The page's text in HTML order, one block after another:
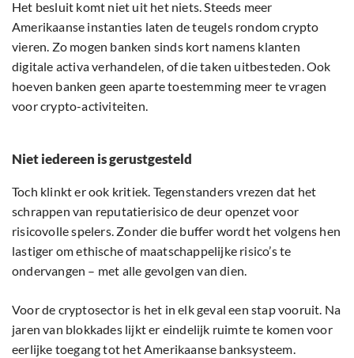
Het besluit komt niet uit het niets. Steeds meer
Amerikaanse instanties laten de teugels rondom crypto
vieren. Zo mogen banken sinds kort namens klanten
digitale activa verhandelen, of die taken uitbesteden. Ook
hoeven banken geen aparte toestemming meer te vragen
voor crypto-activiteiten.
Niet iedereen is gerustgesteld
Toch klinkt er ook kritiek. Tegenstanders vrezen dat het
schrappen van reputatierisico de deur openzet voor
risicovolle spelers. Zonder die buffer wordt het volgens hen
lastiger om ethische of maatschappelijke risico’s te
ondervangen – met alle gevolgen van dien.
Voor de cryptosector is het in elk geval een stap vooruit. Na
jaren van blokkades lijkt er eindelijk ruimte te komen voor
eerlijke toegang tot het Amerikaanse banksysteem.